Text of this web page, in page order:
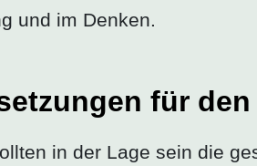
und im Denken.
für
in der Lage sein die